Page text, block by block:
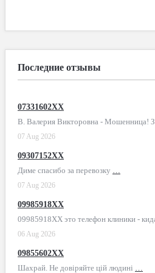
Последние отзывы
07331602XX
В. Валерия Викторовна - Мошенница!
07 Aug 2026
09307152XX
Диме спасибо за перевозку …
07 Aug 2026
09985918XX
09985918XX это телефон клиники -
06 Aug 2026
09855602XX
Шахрай. Не довіряйте цій людині …